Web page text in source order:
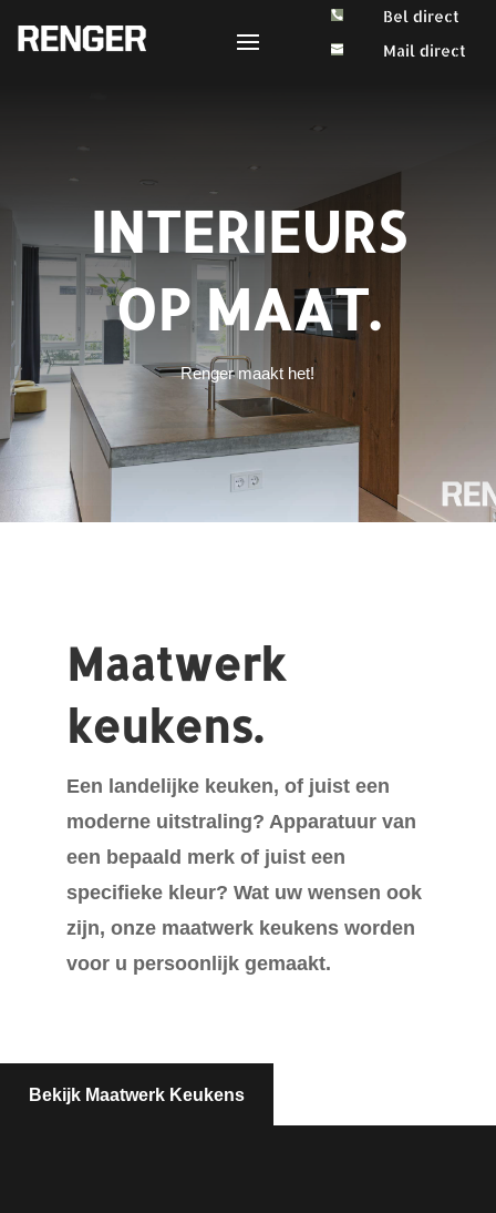
 Bel direct
 Mail direct
INTERIEURS
OP MAAT.
Renger maakt het!
Maatwerk
keukens.
Een landelijke keuken, of juist een
moderne uitstraling? Apparatuur van
een bepaald merk of juist een
specifieke kleur? Wat uw wensen ook
zijn, onze maatwerk keukens worden
voor u persoonlijk gemaakt.
Bekijk Maatwerk Keukens